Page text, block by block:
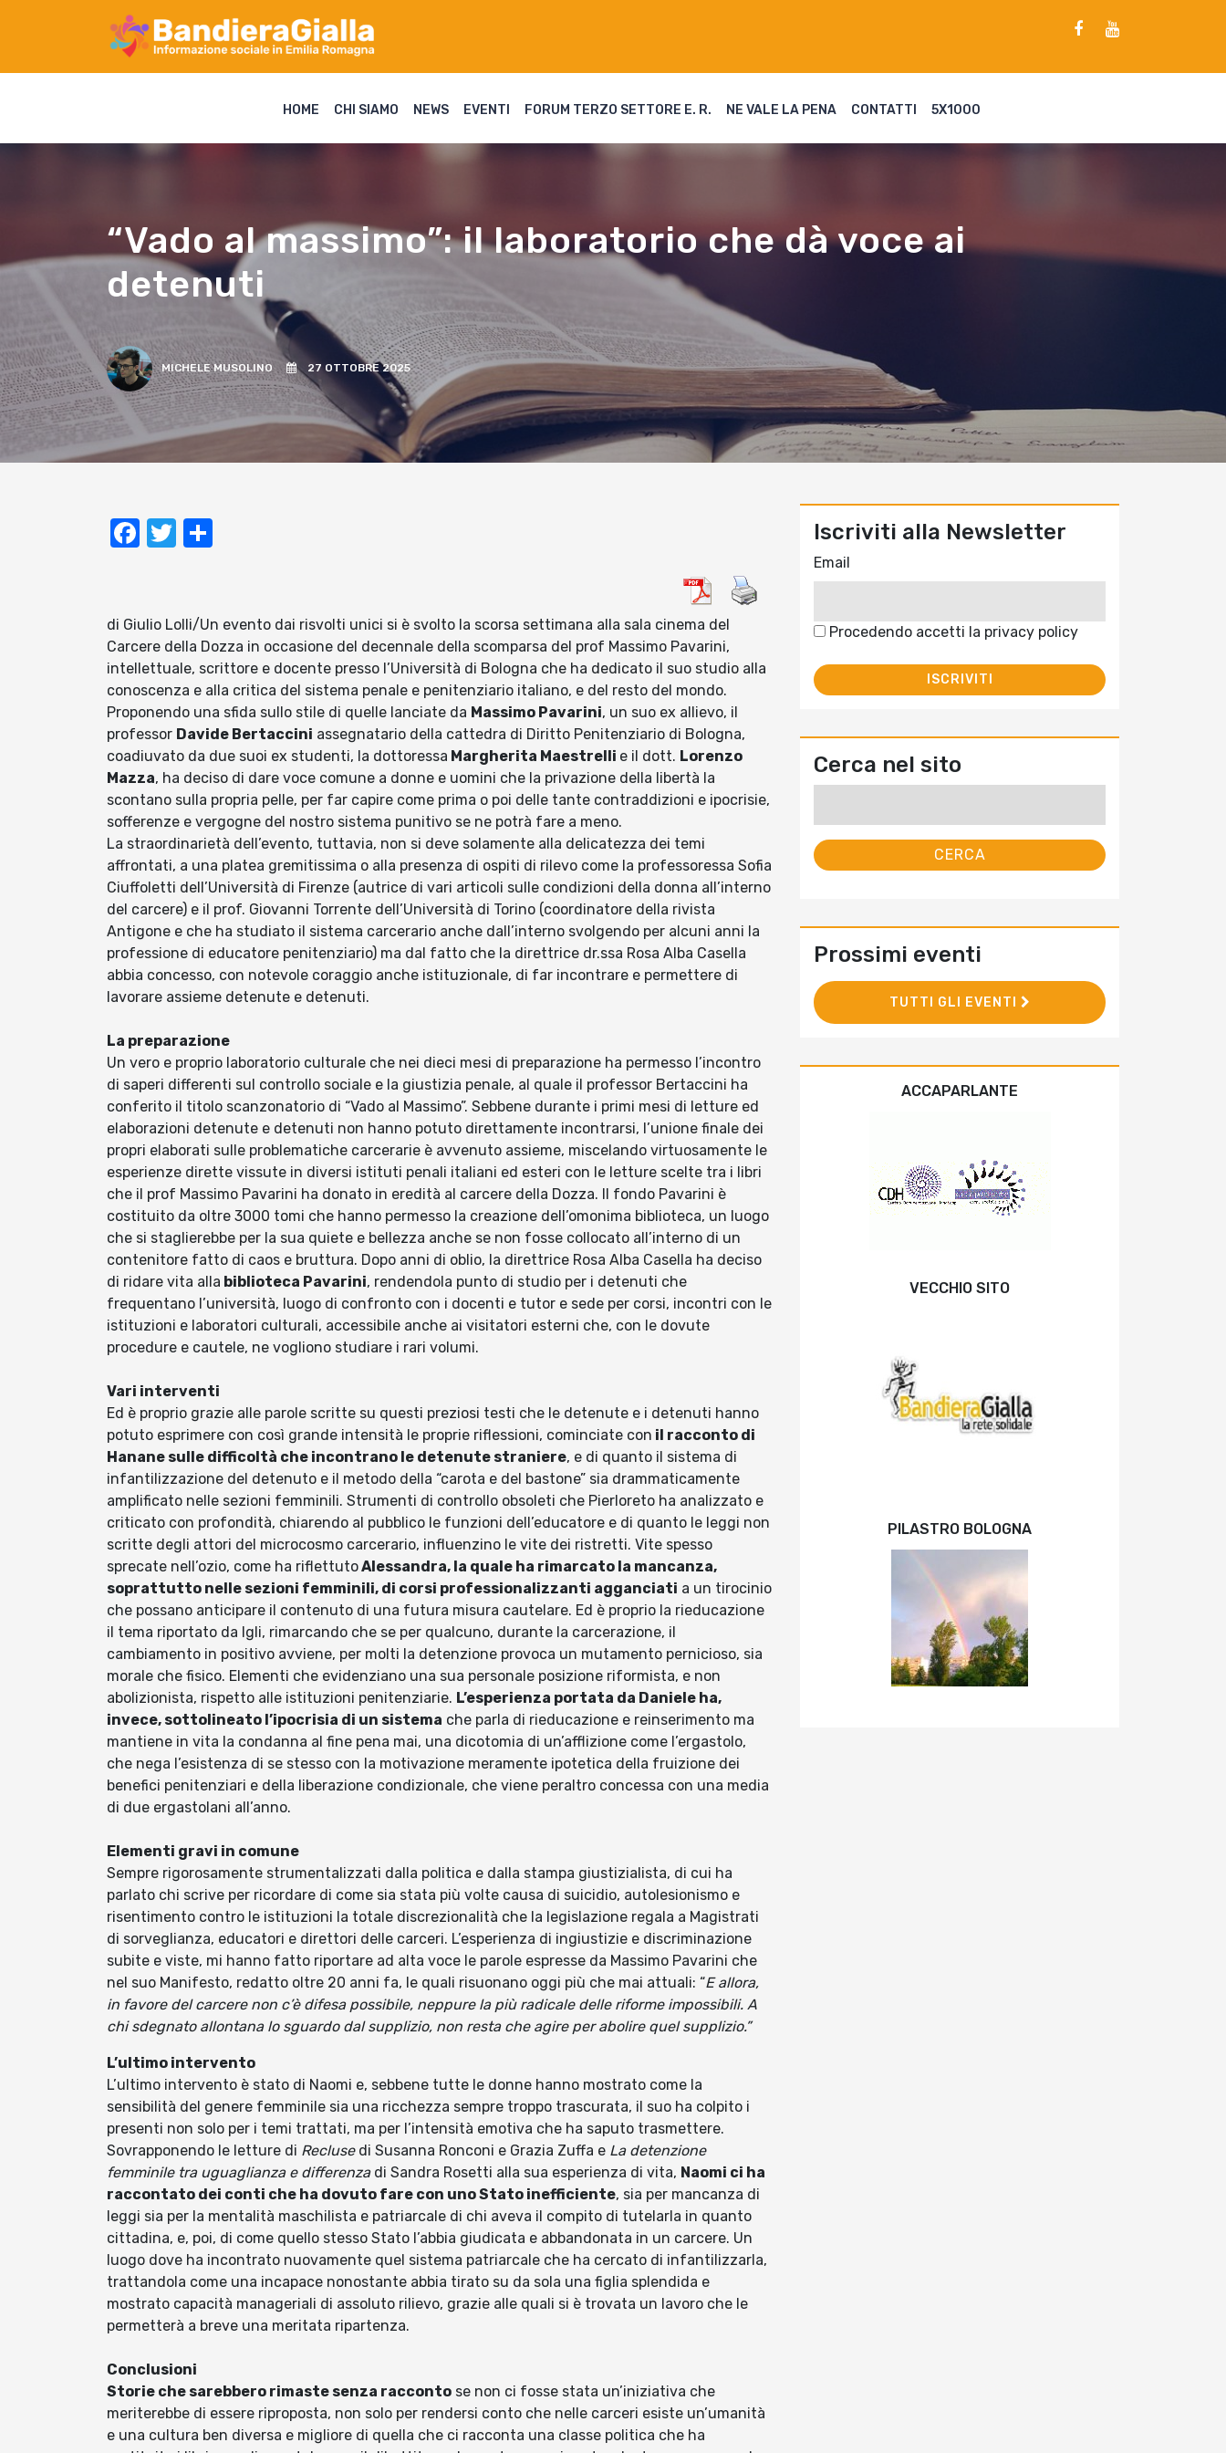
HOME CHI SIAMO NEWS EVENTI FORUM TERZO SETTORE E. R. NE VALE LA PENA CONTATTI 5X1000
“Vado al massimo”: il laboratorio che dà voce ai
detenuti
MICHELE MUSOLINO 27 OTTOBRE 2025
Facebook
Twitter
di Giulio Lolli/Un evento dai risvolti unici si è svolto la scorsa settimana alla sala cinema del
Carcere della Dozza in occasione del decennale della scomparsa del prof Massimo Pavarini,
intellettuale, scrittore e docente presso l’Università di Bologna che ha dedicato il suo studio alla
conoscenza e alla critica del sistema penale e penitenziario italiano, e del resto del mondo.
Proponendo una sfida sullo stile di quelle lanciate da Massimo Pavarini, un suo ex allievo, il
professor Davide Bertaccini assegnatario della cattedra di Diritto Penitenziario di Bologna,
coadiuvato da due suoi ex studenti, la dottoressa Margherita Maestrelli e il dott. Lorenzo
Mazza, ha deciso di dare voce comune a donne e uomini che la privazione della libertà la
scontano sulla propria pelle, per far capire come prima o poi delle tante contraddizioni e ipocrisie,
sofferenze e vergogne del nostro sistema punitivo se ne potrà fare a meno.
La straordinarietà dell’evento, tuttavia, non si deve solamente alla delicatezza dei temi
affrontati, a una platea gremitissima o alla presenza di ospiti di rilevo come la professoressa Sofia
Ciuffoletti dell’Università di Firenze (autrice di vari articoli sulle condizioni della donna all’interno
del carcere) e il prof. Giovanni Torrente dell’Università di Torino (coordinatore della rivista
Antigone e che ha studiato il sistema carcerario anche dall’interno svolgendo per alcuni anni la
professione di educatore penitenziario) ma dal fatto che la direttrice dr.ssa Rosa Alba Casella
abbia concesso, con notevole coraggio anche istituzionale, di far incontrare e permettere di
lavorare assieme detenute e detenuti.
La preparazione
Un vero e proprio laboratorio culturale che nei dieci mesi di preparazione ha permesso l’incontro
di saperi differenti sul controllo sociale e la giustizia penale, al quale il professor Bertaccini ha
conferito il titolo scanzonatorio di “Vado al Massimo”. Sebbene durante i primi mesi di letture ed
elaborazioni detenute e detenuti non hanno potuto direttamente incontrarsi, l’unione finale dei
propri elaborati sulle problematiche carcerarie è avvenuto assieme, miscelando virtuosamente le
esperienze dirette vissute in diversi istituti penali italiani ed esteri con le letture scelte tra i libri
che il prof Massimo Pavarini ha donato in eredità al carcere della Dozza. Il fondo Pavarini è
costituito da oltre 3000 tomi che hanno permesso la creazione dell’omonima biblioteca, un luogo
che si staglierebbe per la sua quiete e bellezza anche se non fosse collocato all’interno di un
contenitore fatto di caos e bruttura. Dopo anni di oblio, la direttrice Rosa Alba Casella ha deciso
di ridare vita alla biblioteca Pavarini, rendendola punto di studio per i detenuti che
frequentano l’università, luogo di confronto con i docenti e tutor e sede per corsi, incontri con le
istituzioni e laboratori culturali, accessibile anche ai visitatori esterni che, con le dovute
procedure e cautele, ne vogliono studiare i rari volumi.
Vari interventi
Ed è proprio grazie alle parole scritte su questi preziosi testi che le detenute e i detenuti hanno
potuto esprimere con così grande intensità le proprie riflessioni, cominciate con il racconto di
Hanane sulle difficoltà che incontrano le detenute straniere, e di quanto il sistema di
infantilizzazione del detenuto e il metodo della “carota e del bastone” sia drammaticamente
amplificato nelle sezioni femminili. Strumenti di controllo obsoleti che Pierloreto ha analizzato e
criticato con profondità, chiarendo al pubblico le funzioni dell’educatore e di quanto le leggi non
scritte degli attori del microcosmo carcerario, influenzino le vite dei ristretti. Vite spesso
sprecate nell’ozio, come ha riflettutoAlessandra, la quale ha rimarcato la mancanza,
soprattutto nelle sezioni femminili, di corsi professionalizzanti agganciati a un tirocinio
che possano anticipare il contenuto di una futura misura cautelare. Ed è proprio la rieducazione
il tema riportato da Igli, rimarcando che se per qualcuno, durante la carcerazione, il
cambiamento in positivo avviene, per molti la detenzione provoca un mutamento pernicioso, sia
morale che fisico. Elementi che evidenziano una sua personale posizione riformista, e non
abolizionista, rispetto alle istituzioni penitenziarie. L’esperienza portata da Daniele ha,
invece, sottolineato l’ipocrisia di un sistema che parla di rieducazione e reinserimento ma
mantiene in vita la condanna al fine pena mai, una dicotomia di un’afflizione come l’ergastolo,
che nega l’esistenza di se stesso con la motivazione meramente ipotetica della fruizione dei
benefici penitenziari e della liberazione condizionale, che viene peraltro concessa con una media
di due ergastolani all’anno.
Elementi gravi in comune
Sempre rigorosamente strumentalizzati dalla politica e dalla stampa giustizialista, di cui ha
parlato chi scrive per ricordare di come sia stata più volte causa di suicidio, autolesionismo e
risentimento contro le istituzioni la totale discrezionalità che la legislazione regala a Magistrati
di sorveglianza, educatori e direttori delle carceri. L’esperienza di ingiustizie e discriminazione
subite e viste, mi hanno fatto riportare ad alta voce le parole espresse da Massimo Pavarini che
nel suo Manifesto, redatto oltre 20 anni fa, le quali risuonano oggi più che mai attuali: “E allora,
in favore del carcere non c’è difesa possibile, neppure la più radicale delle riforme impossibili. A
chi sdegnato allontana lo sguardo dal supplizio, non resta che agire per abolire quel supplizio.”
L’ultimo intervento
L’ultimo intervento è stato di Naomi e, sebbene tutte le donne hanno mostrato come la
sensibilità del genere femminile sia una ricchezza sempre troppo trascurata, il suo ha colpito i
presenti non solo per i temi trattati, ma per l’intensità emotiva che ha saputo trasmettere.
Sovrapponendo le letture di Reclusedi Susanna Ronconi e Grazia Zuffa e La detenzione
femminile tra uguaglianza e differenzadi Sandra Rosetti alla sua esperienza di vita, Naomi ci ha
raccontato dei conti che ha dovuto fare con uno Stato inefficiente, sia per mancanza di
leggi sia per la mentalità maschilista e patriarcale di chi aveva il compito di tutelarla in quanto
cittadina, e, poi, di come quello stesso Stato l’abbia giudicata e abbandonata in un carcere. Un
luogo dove ha incontrato nuovamente quel sistema patriarcale che ha cercato di infantilizzarla,
trattandola come una incapace nonostante abbia tirato su da sola una figlia splendida e
mostrato capacità manageriali di assoluto rilievo, grazie alle quali si è trovata un lavoro che le
permetterà a breve una meritata ripartenza.
Conclusioni
Storie che sarebbero rimaste senza racconto se non ci fosse stata un’iniziativa che
meriterebbe di essere riproposta, non solo per rendersi conto che nelle carceri esiste un’umanità
e una cultura ben diversa e migliore di quella che ci racconta una classe politica che ha
Iscriviti alla Newsletter
Email
Procedendo accetti la privacy policy
Cerca nel sito
Prossimi eventi
TUTTI GLI EVENTI
ACCAPARLANTE
VECCHIO SITO
PILASTRO BOLOGNA